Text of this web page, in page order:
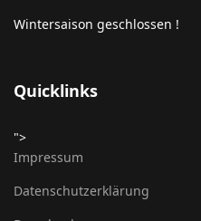
Wintersaison geschlossen !
Quicklinks
">
Impressum
Datenschutzerklärung